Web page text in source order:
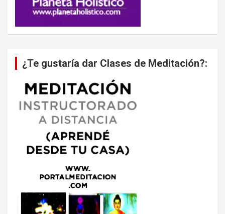
¿Te gustaría dar Clases de Meditación?: